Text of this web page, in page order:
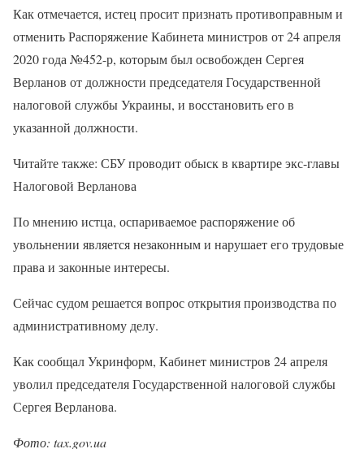
Как отмечается, истец просит признать противоправным и
отменить Распоряжение Кабинета министров от 24 апреля
2020 года №452-р, которым был освобожден Сергея
Верланов от должности председателя Государственной
налоговой службы Украины, и восстановить его в
указанной должности.
Читайте также: СБУ проводит обыск в квартире экс-главы
Налоговой Верланова
По мнению истца, оспариваемое распоряжение об
увольнении является незаконным и нарушает его трудовые
права и законные интересы.
Сейчас судом решается вопрос открытия производства по
административному делу.
Как сообщал Укринформ, Кабинет министров 24 апреля
уволил председателя Государственной налоговой службы
Сергея Верланова.
Фото: tax.gov.ua